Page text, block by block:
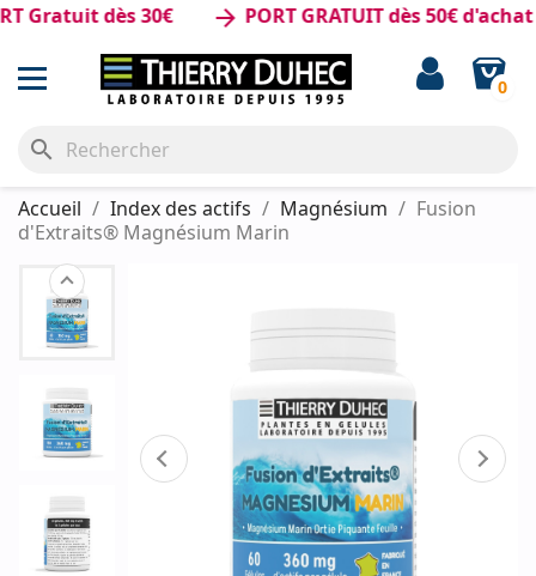
dès 30€ arrow_forward PORT GRATUIT dès 50€ d'achat
0
search
Accueil Index des actifs Magnésium
Fusion
d'Extraits® Magnésium Marin